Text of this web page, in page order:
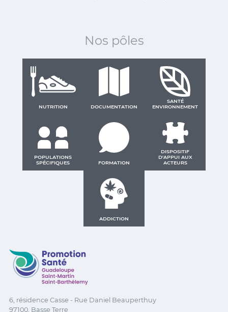
Nos pôles
NUTRITION DOCUMENTATION
SANTÉ
ENVIRONNEMENT
POPULATIONS
SPÉCIFIQUES
FORMATION
DISPOSITIF
D'APPUI AUX
ACTEURS
ADDICTION
Promotion Santé Guadeloupe, Saint-Martin, Saint
6, résidence Casse - Rue Daniel Beauperthuy
97100, Basse Terre